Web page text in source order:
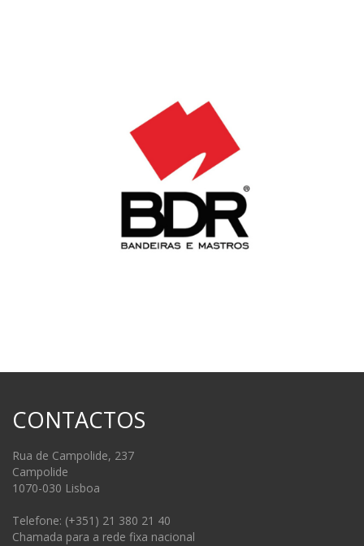
CONTACTOS
Rua de Campolide, 237
Campolide
1070-030 Lisboa
Telefone: (+351) 21 380 21 40
Chamada para a rede fixa nacional